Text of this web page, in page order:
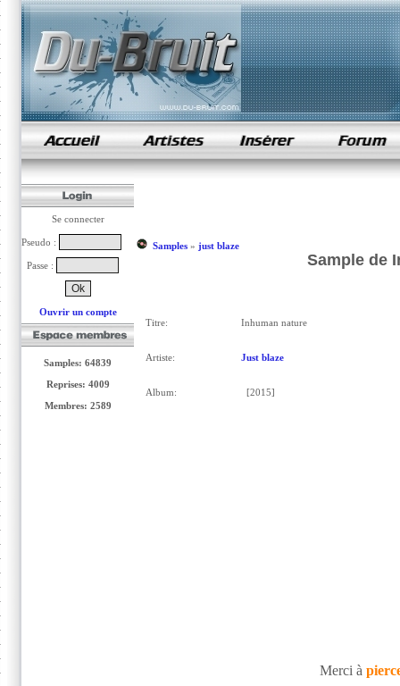
samples de rap
Se connecter
Pseudo :
Passe :
Ouvrir un compte
Samples: 64839
Reprises: 4009
Membres: 2589
Samples» just blaze
Sample de
Titre: Inhuman nature
Artiste: Just blaze
Album: [2015]
Merci à